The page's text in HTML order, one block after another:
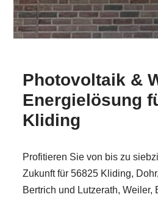
Photovoltaik &
Energielösung
Kliding
Profitieren Sie von bis zu
Zukunft für 56825 Kliding,
Bertrich und Lutzerath, Weiler,